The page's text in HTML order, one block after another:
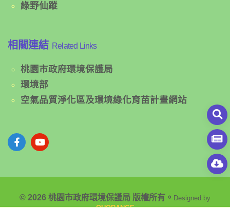
綠野仙蹤
相關連結 Related Links
桃園市政府環境保護局
環境部
空氣品質淨化區及環境綠化育苗計畫網站
© 2026 桃園市政府環境保護局 版權所有。 Designed by